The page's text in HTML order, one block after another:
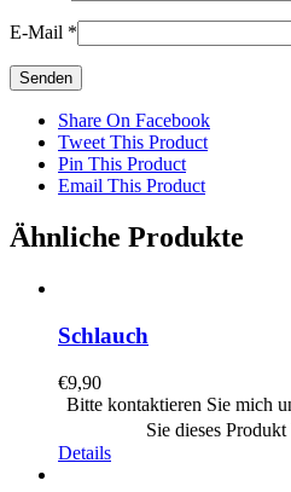
E-Mail *
Share On Facebook
Tweet This Product
Pin This Product
Email This Product
Ähnliche Produkte
Schlauch
€9,90
Bitte kontaktieren Sie mich
Sie dieses
Details